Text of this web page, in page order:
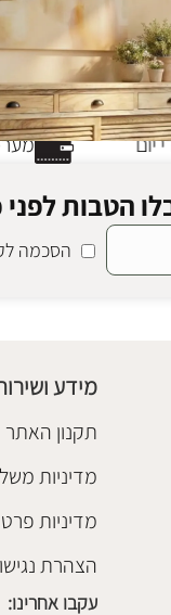
הטבות
הסכמה
מידע
תקנון האתר
מדיניות
מדיניות
הצהרת
עקבו אחרינו: